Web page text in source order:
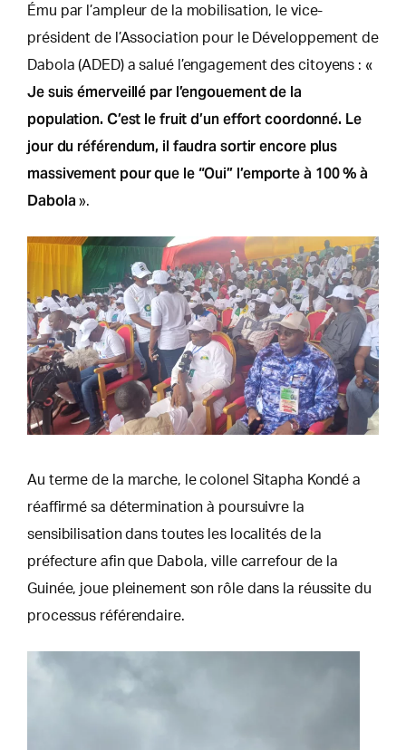
Ému par l’ampleur de la mobilisation, le vice-
président de l’Association pour le Développement de
Dabola (ADED) a salué l’engagement des citoyens : «
Je suis émerveillé par l’engouement de la
population. C’est le fruit d’un effort coordonné. Le
jour du référendum, il faudra sortir encore plus
massivement pour que le “Oui” l’emporte à 100 % à
Dabola ».
Au terme de la marche, le colonel Sitapha Kondé a
réaffirmé sa détermination à poursuivre la
sensibilisation dans toutes les localités de la
préfecture afin que Dabola, ville carrefour de la
Guinée, joue pleinement son rôle dans la réussite du
processus référendaire.